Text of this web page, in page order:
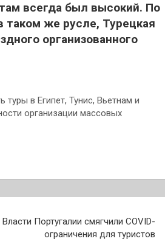
всегда был высокий. По
таком же русле, Турецкая
организованного
в Египет, Тунис, Вьетнам и
организации массовых
Власти Португалии смягчили COVID-
ограничения для туристов